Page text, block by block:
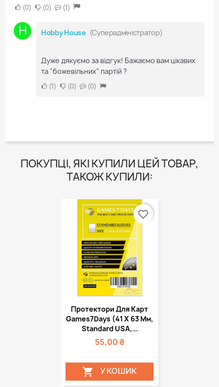
0 0 1
H Hobby House (Суперадміністратор)
Дуже дякуємо за відгук! Бажаємо вам цікавих
та "божевільних" партій ?
1 0 0
ПОКУПЦІ, ЯКІ КУПИЛИ ЦЕЙ ТОВАР,
ТАКОЖ КУПИЛИ:
Протектори Для Карт
Games7Days (41 Х 63 Мм,
Standard USA,...
55,00 ₴
 У КОШИК
favorite_border